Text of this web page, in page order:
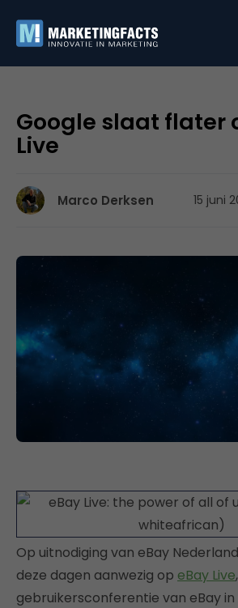
Google slaat flater
Live
Marco Derksen 15 juni
Op uitnodiging van eBay
deze dagen aanwezig op eBay Live
gebruikersconferentie van eBay in